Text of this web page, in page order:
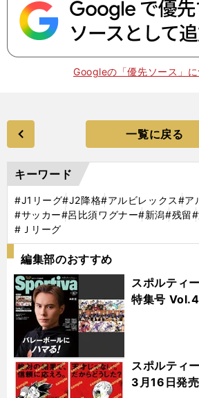
Googleの「優先ソース」に
一覧に戻る
キーワード
#J1リーグ#J2降格#アルビレックス#ア
#サッカー#呂比須ワグナー#新潟#残留
#Ｊリーグ
編集部のおすすめ
スポルティ
特集号
スポルティ
3月16日発売